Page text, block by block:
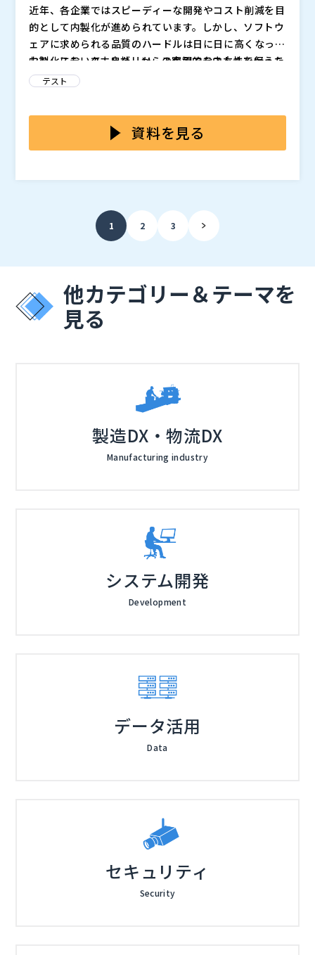
近年、各企業ではスピーディーな開発やコスト削減を目
的として内製化が進められています。しかし、ソフトウ
ェアに求められる品質のハードルは日に日に高くなって
おり、ステークホルダーからの客観的な中立性を保った
品質担保をしてほしいという要求が高まっています。
内製化において、自社リソースのみでテストまで行うこ
とや、開発者がテストも行うことによるリスクは以下の
が失われる ・インフラや端末などテスト環境が偏って
しまう ・社内のリソースだけだと実施できるテストに
性とメリットについてご説明します。 また、高品質で
中立的なテストを実施する第三者検証のサービスとその
め方、品質担保に関する課題感を持たれている方を対象
株式会社オープンソース活用研究所（） マジセミ株式
テスト
資料を見る
1 2 3
他カテゴリー＆テーマを
見る
製造DX・物流DX
Manufacturing industry
システム開発
Development
データ活用
Data
セキュリティ
Security